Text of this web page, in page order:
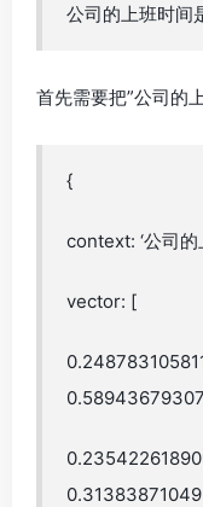
公司的上班时间
首先需要把”公司的
{
context: ‘公司的
vector: [